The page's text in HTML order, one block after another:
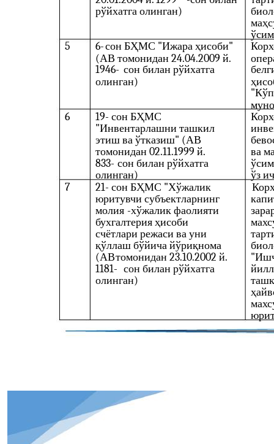
рўйхатга олинган)
5
6-сон БҲМС "Ижара ҳисоби"
(АВ томонидан 24.04.2009 й.
1946- сон билан рўйхатга
олинган)
6
19- сон БҲМС
"Инвентарлашни ташкил
этиш ва ўтказиш" (АВ
томонидан 02.11.1999 й.
833- сон билан рўйхатга
олинган)
ва
ўз
7
21- сон БҲМС "Хўжалик
юритувчи субъектларнинг
молия -хўжалик фаолияти
бухгалтерия ҳисоби
счётлари режаси ва уни
қўллаш бўйича йўриқнома
(АВтомонидан 23.10.2002 й.
1181- сон билан рўйхатга
олинган)